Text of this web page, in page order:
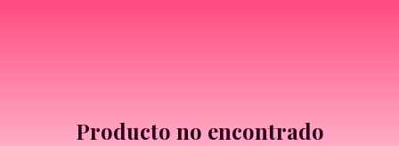
Producto no encontrado